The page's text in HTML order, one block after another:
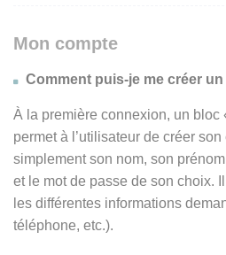
Mon compte
Comment puis-je me créer
À la première connexion, un bloc
permet à l’utilisateur de créer
simplement son nom, son
et le mot de passe de son choix.
les différentes informations
téléphone, etc.).